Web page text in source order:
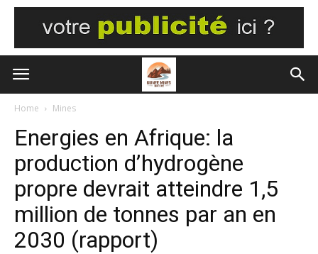
Home Mines
Energies en Afrique: la
production d’hydrogène
propre devrait atteindre 1,5
million de tonnes par an en
2030 (rapport)